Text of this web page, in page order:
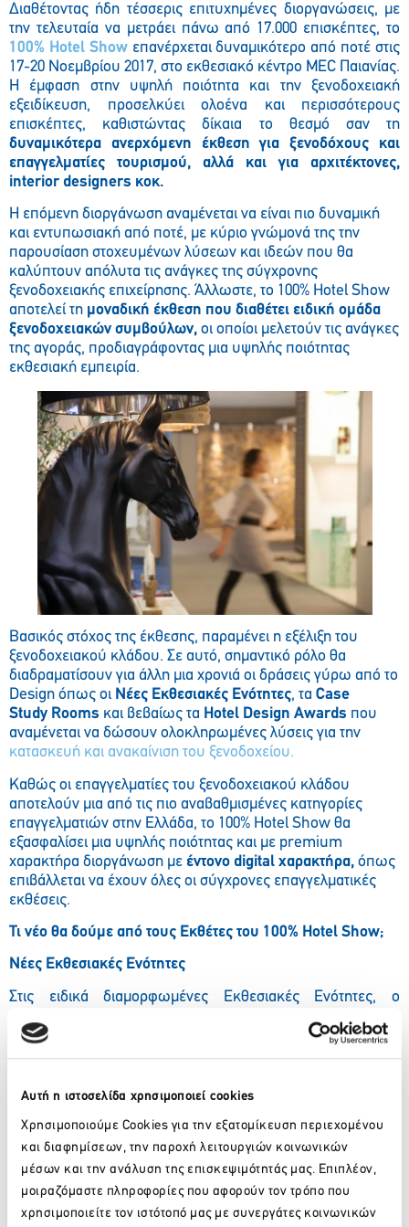
Αυτή η ιστοσελίδα χρησιμοποιεί cookies
Χρησιμοποιούμε Cookies για την εξατομίκευση περιεχομένου
και διαφημίσεων, την παροχή λειτουργιών κοινωνικών
μέσων και την ανάλυση της επισκεψιμότητάς μας. Επιπλέον,
μοιραζόμαστε πληροφορίες που αφορούν τον τρόπο που
χρησιμοποιείτε τον ιστότοπό μας με συνεργάτες κοινωνικών
Διαθέτοντας ήδη τέσσερις επιτυχημένες διοργανώσεις, με
την τελευταία να μετράει πάνω από 17.000 επισκέπτες, το
100% Hotel Showεπανέρχεται δυναμικότερο από ποτέ στις
17-20 Νοεμβρίου 2017, στο εκθεσιακό κέντρο MEC Παιανίας.
Η έμφαση στην υψηλή ποιότητα και την ξενοδοχειακή
εξειδίκευση, προσελκύει ολοένα και περισσότερους
επισκέπτες, καθιστώντας δίκαια το θεσμό σαν τη
δυναμικότερα ανερχόμενη έκθεση για ξενοδόχους και
επαγγελματίες τουρισμού, αλλά και για αρχιτέκτονες,
interior designers κοκ.
Η επόμενη διοργάνωση αναμένεται να είναι πιο δυναμική
και εντυπωσιακή από ποτέ, με κύριο γνώμονά της την
παρουσίαση στοχευμένων λύσεων και ιδεών που θα
καλύπτουν απόλυτα τις ανάγκες της σύγχρονης
ξενοδοχειακής επιχείρησης. Άλλωστε, το 100% Hotel Show
αποτελεί τη μοναδική έκθεση που διαθέτει ειδική ομάδα
ξενοδοχειακών συμβούλων, οι οποίοι μελετούν τις ανάγκες
της αγοράς, προδιαγράφοντας μια υψηλής ποιότητας
εκθεσιακή εμπειρία.
Βασικός στόχος της έκθεσης, παραμένει η εξέλιξη του
ξενοδοχειακού κλάδου. Σε αυτό, σημαντικό ρόλο θα
διαδραματίσουν για άλλη μια χρονιά οι δράσεις γύρω από το
Design όπως οι Νέες Εκθεσιακές Ενότητες, τα Case
Study Rooms και βεβαίως τα Hotel Design Awards που
αναμένεται να δώσουν ολοκληρωμένες λύσεις για την
κατασκευή και ανακαίνιση του ξενοδοχείου.
Καθώς οι επαγγελματίες του ξενοδοχειακού κλάδου
αποτελούν μια από τις πιο αναβαθμισμένες κατηγορίες
επαγγελματιών στην Ελλάδα, το 100% Hotel Show θα
εξασφαλίσει μια υψηλής ποιότητας και με premium
χαρακτήρα διοργάνωση με έντονο digital χαρακτήρα, όπως
επιβάλλεται να έχουν όλες οι σύγχρονες επαγγελματικές
εκθέσεις.
Τι νέο θα δούμε από τους Εκθέτες του 100% Hotel Show;
Νέες Εκθεσιακές Ενότητες
Στις ειδικά διαμορφωμένες Εκθεσιακές Ενότητες, ο
λύσεις που αφορούν τα διάφορα στάδια ανάπτυξης ενός
ξενοδοχείου. Η ομαδοποίηση ανά κατηγορία βοηθάει στην
αγοραστικό ενδιαφέρον, ενώ αναδεικνύει ισάξια όλες τις
Architecture
Construction
Interior & Exterior Design
Services
Operation